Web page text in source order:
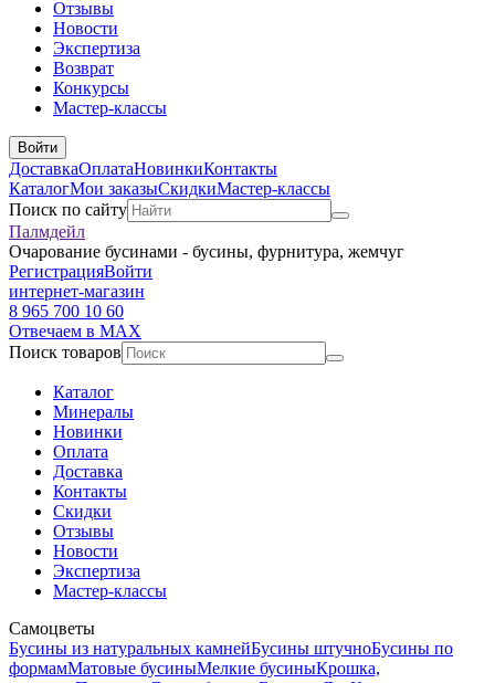
Отзывы
Новости
Экспертиза
Возврат
Конкурсы
Мастер-классы
Войти
ДоставкаОплатаНовинкиКонтакты
КаталогМои заказыСкидкиМастер-классы
Поиск по сайту
Палмдейл
Очарование бусинами - бусины, фурнитура, жемчуг
РегистрацияВойти
интернет-магазин
8 965 700 10 60
Отвечаем в MAX
Поиск товаров
Каталог
Минералы
Новинки
Оплата
Доставка
Контакты
Скидки
Отзывы
Новости
Экспертиза
Мастер-классы
Самоцветы
Бусины из натуральных камнейБусины штучноБусины по
формамМатовые бусиныМелкие бусиныКрошка,